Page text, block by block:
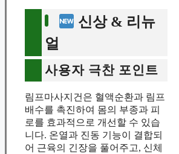
신상 & 리뉴
얼
사용자 극찬 포인트
림프마사지건은 혈액순환과 림프
배수를 촉진하여 몸의 부종과 피
로를 효과적으로 개선할 수 있습
니다. 온열과 진동 기능이 결합되
어 근육의 긴장을 풀어주고, 신체